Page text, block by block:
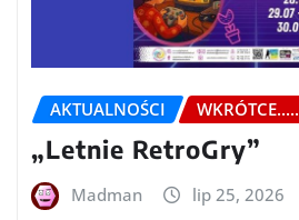
AKTUALNOŚCI WKRÓTCE.....
„Letnie RetroGry”
Madman lip 25, 2026